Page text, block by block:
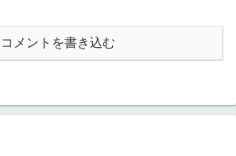
コメントを書き込む